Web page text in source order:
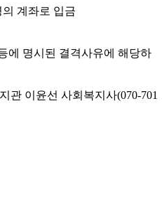
계좌로 입금
에 명시된 결격사유에 해당하
관 이윤선 사회복지사(070-701